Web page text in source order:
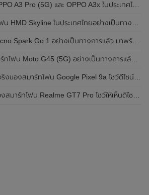
ะ OPPO A3x ในประเทศไทยอย่างเป็นทางการแล้ว ในราคาเริ่มต้นเพียง 3,999 บาท
ในประเทศไทยอย่างเป็นทางการแล้ว ราคา 14,990 บาท
ทางการแล้ว มาพร้อมหน้าจอแสดงผล LCD / 120Hz , แบตเตอรี่ 5,000mAh และใช้ชิปเซ็ต Unisoc
น Moto G45 (5G) อย่างเป็นทางการแล้วในอินเดีย
น Google Pixel 9a โชว์ดีไซน์ใหม่ กล้องหลังแบนราบ ไม่มีกรอบของกล้องแล้ว
GT7 Pro โชว์ให้เห็นดีไซน์ใหม่ พร้อมเผยรายละเอียดสเปกที่สำคัญบางส่วน